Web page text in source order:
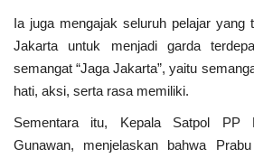
Ia juga mengajak seluruh pelajar yang
Jakarta untuk menjadi garda
semangat “Jaga Jakarta”, yaitu
hati, aksi, serta rasa memiliki.
Sementara itu, Kepala Satpol PP
Gunawan, menjelaskan bahwa